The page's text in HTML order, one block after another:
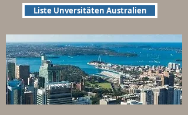
Liste Unversitäten Australien